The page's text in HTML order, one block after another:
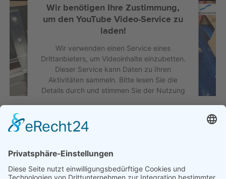
Wir benötigen Ihre Zustimmung,
um den YouTube Video-Service zu
laden!
Wir verwenden einen Service eines
Drittanbieters, um Videoinhalte einzubetten.
Dieser Service kann Daten zu Ihren
Aktivitäten sammeln. Bitte lesen Sie die
Details durch und stimmen Sie der Nutzung
Mehr Informationen
Akzeptieren
powered byUsercentrics Consent
Niedesheimer Straße 20
D-67547 Worms